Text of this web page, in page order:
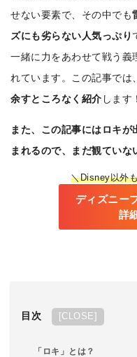
せない要素で、その中でも
ズにも劣らない人気っぷり
一緒に力をあわせて戦う義
れています。この記事では
余すところなく紹介 します！
また、この記事にはロキ
まれるので、まだ観ていな
＼Disney以外
ディズニー
詳
目次 CLOSE
「ロキ」とは？